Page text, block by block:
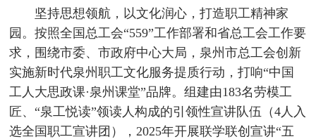
坚持思想领航，以文化润心，打造职工精神家
园。按照全国总工会“559”工作部署和省总工会工作要
求，围绕市委、市政府中心大局，泉州市总工会创新
实施新时代泉州职工文化服务提质行动，打响“中国
工人大思政课·泉州课堂”品牌。组建由183名劳模工
匠、“泉工悦读”领读人构成的引领性宣讲队伍（4人入
选全国职工宣讲团），2025年开展联学联创宣讲“五